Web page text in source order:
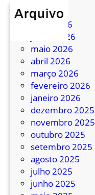
h
Arquivo
julho 2026
junho 2026
maio 2026
abril 2026
março 2026
fevereiro 2026
janeiro 2026
dezembro 2025
novembro 2025
outubro 2025
setembro 2025
agosto 2025
julho 2025
junho 2025